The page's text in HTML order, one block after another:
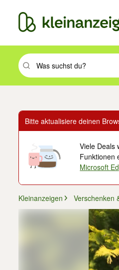
Suchbegriff eingeben.
Bitte aktualisiere deinen
Viele Deals
Funktionen
Microsoft
Kleinanzeigen Verschenken